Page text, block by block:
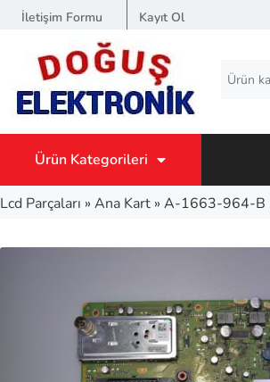
İletişim Formu Kayıt Ol
Ürün Kategorileri
Lcd Parçaları » Ana Kart » A-1663-964-B